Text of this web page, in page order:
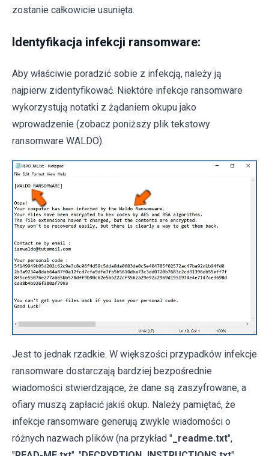
zostanie całkowicie usunięta.
Identyfikacja infekcji ransomware:
Aby właściwie poradzić sobie z infekcją, należy ją
najpierw zidentyfikować. Niektóre infekcje ransomware
wykorzystują notatki z żądaniem okupu jako
wprowadzenie (zobacz poniższy plik tekstowy
ransomware WALDO).
Jest to jednak rzadkie. W większości przypadków infekcje
ransomware dostarczają bardziej bezpośrednie
wiadomości stwierdzające, że dane są zaszyfrowane, a
ofiary muszą zapłacić jakiś okup. Należy pamiętać, że
infekcje ransomware generują zwykle wiadomości o
różnych nazwach plików (na przykład " _readme.txt",